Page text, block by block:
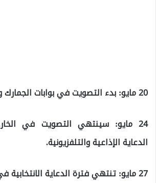
20 مايو: بدء التصويت في بوابات الجمارك وفي الخارج.
24 مايو: سينتهي التصويت في
الدعاية الإذاعية والتلفزيونية.
27 مايو: تنتهي فترة الدعاية الانتخابية في الساعة 18:00.